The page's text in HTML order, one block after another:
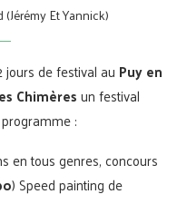
Et Yannick)
jours de festival au Puy en
Chimèresun festival
:
en tous genres, concours
) Speed painting de